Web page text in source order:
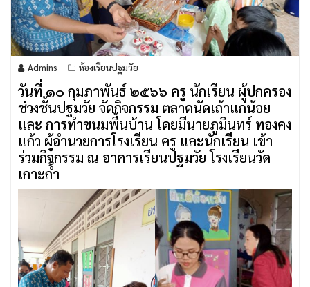
Admins ห้องเรียนปฐมวัย
วันที่ ๑๐ กุมภาพันธ์ ๒๕๖๖ ครู นักเรียน ผู้ปกครอง
ช่วงชั้นปฐมวัย จัดกิจกรรม ตลาดนัดเถ้าแก่น้อย
และ การทำขนมพื้นบ้าน โดยมีนายภูมินทร์ ทองคง
แก้ว ผู้อำนวยการโรงเรียน ครู และนักเรียน เข้า
ร่วมกิจกรรม ณ อาคารเรียนปฐมวัย โรงเรียนวัด
เกาะถ้ำ